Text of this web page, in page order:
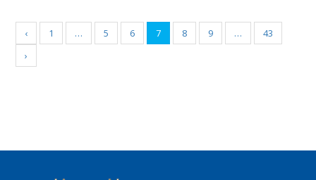
‹ 1 … 5 6 7 8 9 …
43
›